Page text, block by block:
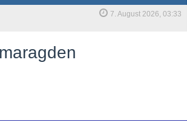
7. August 2026, 03:33